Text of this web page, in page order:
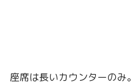
座席は長いカウンターのみ